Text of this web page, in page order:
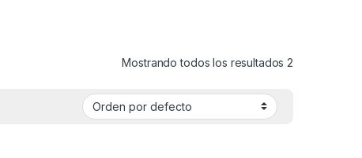
Mostrando todos los resultados 2